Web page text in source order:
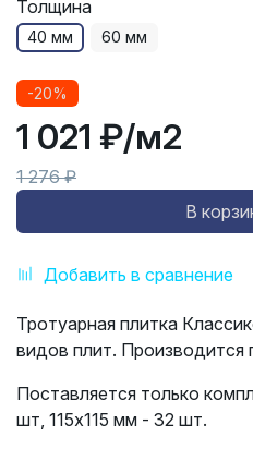
Добавить в сравнение
Толщина
40 мм 60 мм
-20%
1 021 ₽/м2
1 276 ₽
В
Тротуарная плитка
видов плит. Производится
Поставляется только
шт, 115х115 мм - 32 шт.